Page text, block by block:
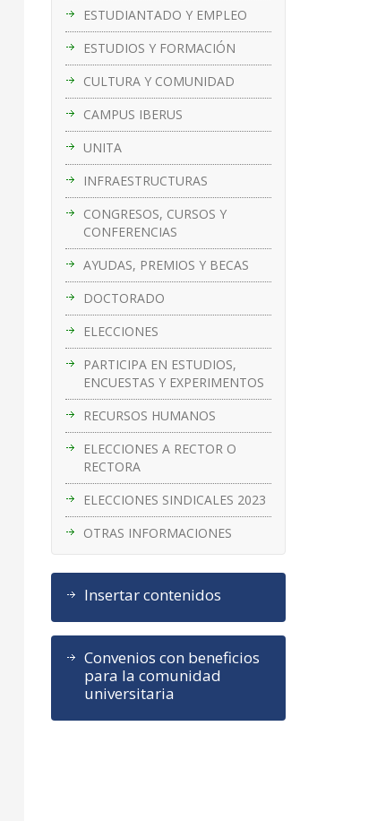
ESTUDIANTADO Y EMPLEO
ESTUDIOS Y FORMACIÓN
CULTURA Y COMUNIDAD
CAMPUS IBERUS
UNITA
INFRAESTRUCTURAS
CONGRESOS, CURSOS Y
CONFERENCIAS
AYUDAS, PREMIOS Y BECAS
DOCTORADO
ELECCIONES
PARTICIPA EN ESTUDIOS,
ENCUESTAS Y EXPERIMENTOS
RECURSOS HUMANOS
ELECCIONES A RECTOR O
RECTORA
ELECCIONES SINDICALES 2023
OTRAS INFORMACIONES
Insertar contenidos
Convenios con beneficios
para la comunidad
universitaria